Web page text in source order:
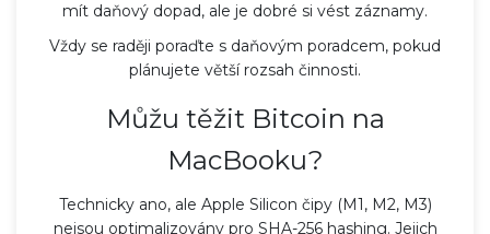
mít daňový dopad, ale je dobré si vést záznamy.
Vždy se raději poraďte s daňovým poradcem, pokud
plánujete větší rozsah činnosti.
Můžu těžit Bitcoin na
MacBooku?
Technicky ano, ale Apple Silicon čipy (M1, M2, M3)
nejsou optimalizovány pro SHA-256 hashing. Jejich